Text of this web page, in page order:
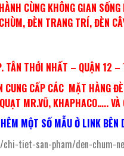
CÙNG KHÔNG GIAN
ĐÈN TRANG TRÍ, ĐÈN
THỚI NHẤT – QUẬN 12 –
CUNG CẤP CÁC MẶT HÀNG
MR.VŨ, KHAPHACO…..
MỘT SỐ MẪU Ở LINK BÊN
tiet-san-pham/den-chum-